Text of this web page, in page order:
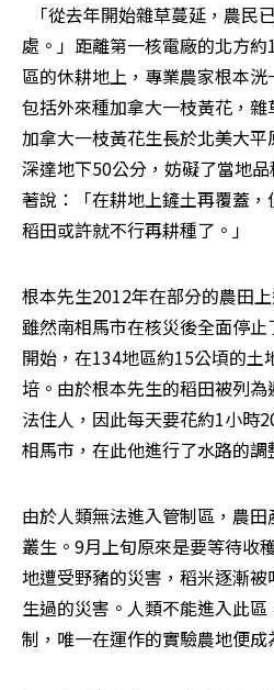
「從去年開始雜草蔓延，農民
處。」距離第一核電廠的北方
區的休耕地上，專業農家根本洸
包括外來種加拿大一枝黃花，雜
加拿大一枝黃花生長於北美大
深達地下50公分，妨礙了當地
著說：「在耕地上鏟土再覆蓋，
稻田或許就不行再耕種了。」
根本先生2012年在部分的農田
雖然南相馬市在核災後全面停
開始，在134地區約15公頃的土
培。由於根本先生的稻田被列
法住人，因此每天要花約1小時
相馬市，在此他進行了水路的
由於人類無法進入管制區，農
叢生。9月上旬原來是要等待收
地遭受野豬的災害，稻米逐漸
生過的災害。人類不能進入此
制，唯一在運作的實驗農地便成